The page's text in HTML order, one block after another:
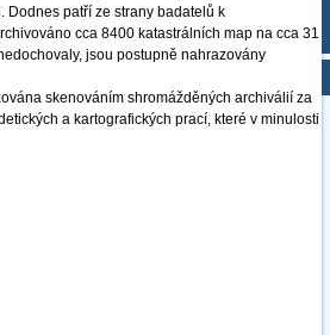
Dodnes patří ze strany badatelů k
cca 8400 katastrálních map na cca 31
jsou postupně nahrazovány
skenováním shromážděných archiválií za
a kartografických prací, které v minulosti